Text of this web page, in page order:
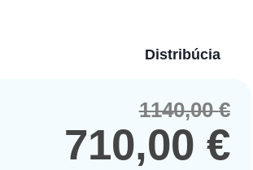
Distribúcia
1140,00€
710,00 €